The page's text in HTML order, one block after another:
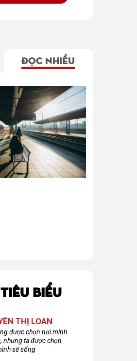
ĐỌC NHIỀU
BIỂU
THỊ LOAN
được chọn nơi mình
nhưng ta được chọn
sẽ sống